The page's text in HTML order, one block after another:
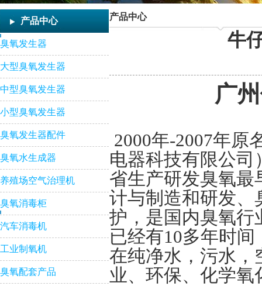
产品中心
臭氧发生器
大型臭氧发生器
中型臭氧发生器
小型臭氧发生器
臭氧发生器配件
臭氧水生成器
养殖场空气治理机
臭氧消毒柜
汽车消毒机
工业制氧机
臭氧配套产品
产品中心
牛
广州佳环
2000年-2007年原
电器科技有限公
省生产研发臭氧最
计与制造和研发、
护，是国内臭氧行
已经有10多年时
在纯净水，污水，
业、环保、化学